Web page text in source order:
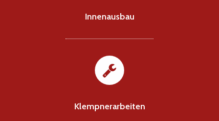
Innenausbau
Klempnerarbeiten